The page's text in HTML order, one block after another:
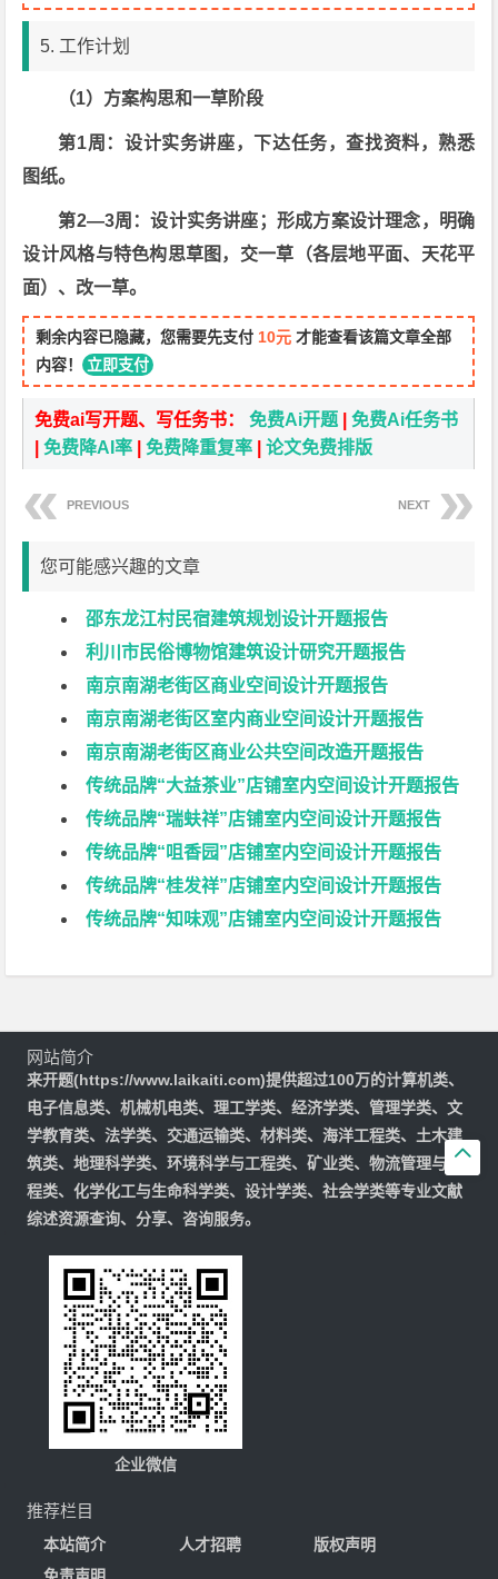
5. 工作计划
（1）方案构思和一草阶段
第1周：设计实务讲座，下达任务，查找资料，熟悉
图纸。
第2—3周：设计实务讲座；形成方案设计理念，明确
设计风格与特色构思草图，交一草（各层地平面、天花平
面）、改一草。
剩余内容已隐藏，您需要先支付 10元 才能查看该篇文章全部
内容！ 立即支付
免费ai写开题、写任务书：免费Ai开题 |免费Ai任务书
|免费降AI率 |免费降重复率 |论文免费排版
PREVIOUS NEXT
您可能感兴趣的文章
邵东龙江村民宿建筑规划设计开题报告
利川市民俗博物馆建筑设计研究开题报告
南京南湖老街区商业空间设计开题报告
南京南湖老街区室内商业空间设计开题报告
南京南湖老街区商业公共空间改造开题报告
传统品牌“大益茶业”店铺室内空间设计开题报告
传统品牌“瑞蚨祥”店铺室内空间设计开题报告
传统品牌“咀香园”店铺室内空间设计开题报告
传统品牌“桂发祥”店铺室内空间设计开题报告
传统品牌“知味观”店铺室内空间设计开题报告

网站简介
来开题(https://www.laikaiti.com)提供超过100万的计算机类、
电子信息类、机械机电类、理工学类、经济学类、管理学类、文
学教育类、法学类、交通运输类、材料类、海洋工程类、土木建
筑类、地理科学类、环境科学与工程类、矿业类、物流管理与工
程类、化学化工与生命科学类、设计学类、社会学类等专业文献
综述资源查询、分享、咨询服务。
企业微信
推荐栏目
本站简介 人才招聘
版权声明
免责声明